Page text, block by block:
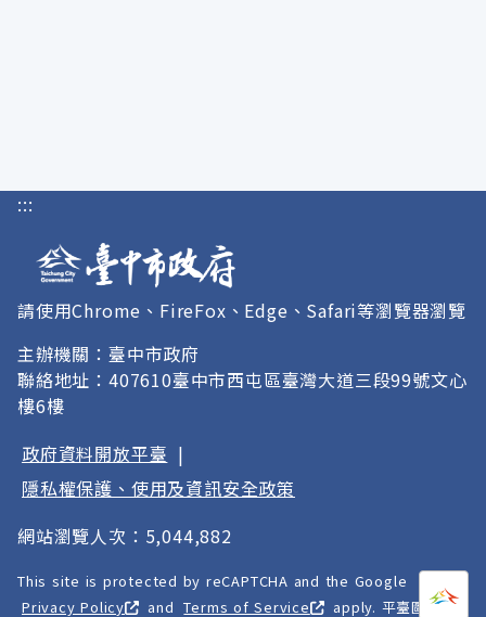
打開
:::
請使用Chrome、FireFox、Edge、Safari等瀏覽器瀏覽
主辦機關：臺中市政府
聯絡地址：407610臺中市西屯區臺灣大道三段99號文心
樓6樓
政府資料開放平臺 |
隱私權保護、使用及資訊安全政策
網站瀏覽人次：5,044,882
This site is protected by reCAPTCHA and the Google
Privacy Policy
and Terms of Service apply. 平臺圖像以